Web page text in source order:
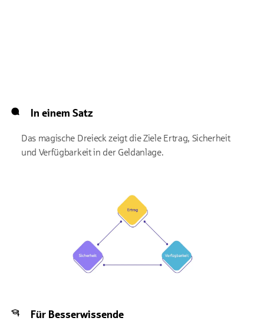
In einem Satz
Das magische Dreieck zeigt die Ziele Ertrag, Sicherheit
und Verfügbarkeit in der Geldanlage.
Für Besserwissende